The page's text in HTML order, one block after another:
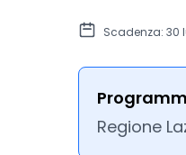
Scadenza: 30
Regione